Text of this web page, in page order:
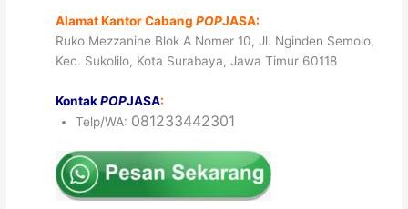
Alamat Kantor CabangPOPJASA:
Ruko Mezzanine Blok A Nomer 10, Jl. Nginden Semolo,
Kec. Sukolilo, Kota Surabaya, Jawa Timur 60118
KontakPOPJASA:
Telp/WA: 081233442301